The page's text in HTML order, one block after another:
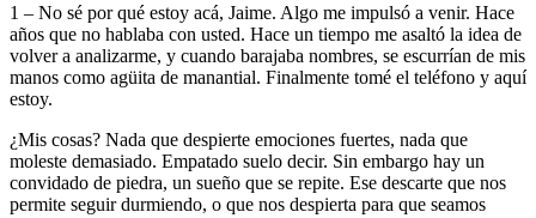
1 – No sé por qué estoy acá, Jaime. Algo me impulsó a venir. Hace
años que no hablaba con usted. Hace un tiempo me asaltó la idea de
volver a analizarme, y cuando barajaba nombres, se escurrían de mis
manos como agüita de manantial. Finalmente tomé el teléfono y aquí
estoy.
¿Mis cosas? Nada que despierte emociones fuertes, nada que
moleste demasiado. Empatado suelo decir. Sin embargo hay un
convidado de piedra, un sueño que se repite. Ese descarte que nos
permite seguir durmiendo, o que nos despierta para que seamos